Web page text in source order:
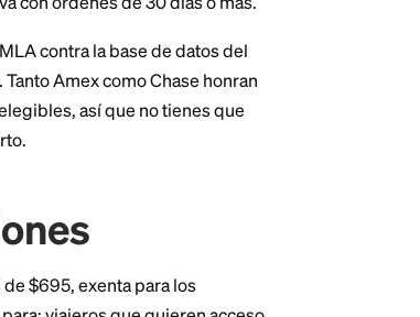
cubiertos obtienen un tope de tasa de
cuotas anuales por completo. Los
en servicio activo, más cónyuges y
o la Reserva con órdenes de 30 días o más.
la solicitud. Tanto Amex como Chase honran
solicitantes elegibles, así que no tienes que
cubierto.